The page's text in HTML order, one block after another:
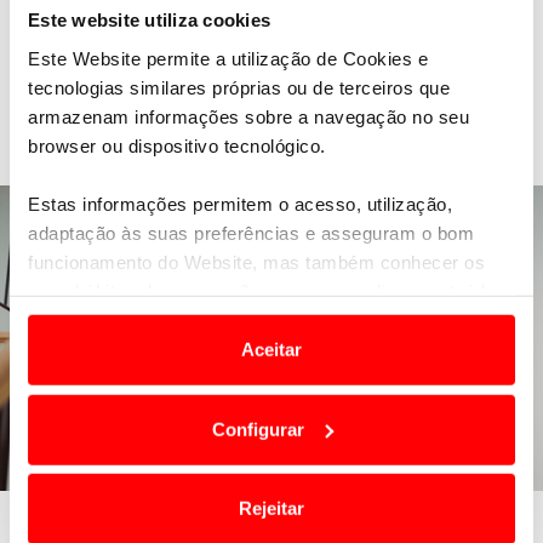
Este website utiliza cookies
Este Website permite a utilização de Cookies e
tecnologias similares próprias ou de terceiros que
armazenam informações sobre a navegação no seu
browser ou dispositivo tecnológico.
Estas informações permitem o acesso, utilização,
adaptação às suas preferências e asseguram o bom
funcionamento do Website, mas também conhecer os
e anúncios de modo a promover produtos e/ou serviços.
Em alguns casos, a utilização destas tecnologias
termos e a todo o tempo as suas preferências e limitando
o acesso a informações durante a navegação no
Aceitar
Configurar
Rejeitar
não dispensa a consulta do seu médico.
Veja também
Cuidados e prevenção de quedas nos idosos